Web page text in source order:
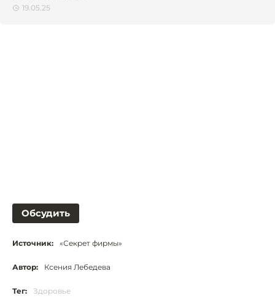
19.05.25
Обсудить
Источник: «Секрет фирмы»
Автор: Ксения Лебедева
Тег: Здоровье